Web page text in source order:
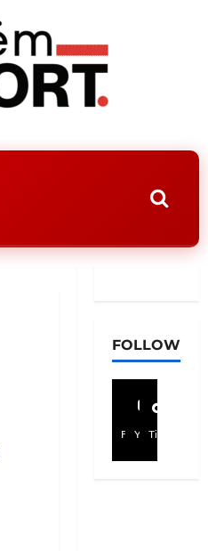
FOLLOW
Facebook
YouTube
TikTok